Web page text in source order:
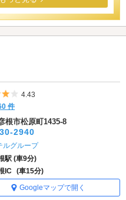
5つ星のうち4
4.43
件
根市松原町1435-8
2940
ルグループ
駅 (車9分)
IC (車15分)
Googleマップで開く